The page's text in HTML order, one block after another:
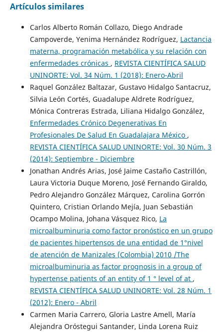
Artículos similares
Carlos Alberto Román Collazo, Diego Andrade
Campoverde, Yenima Hernández Rodríguez, Lactancia
materna, programación metabólica y su relación con
enfermedades crónicas , REVISTA CIENTÍFICA SALUD
UNINORTE: Vol. 34 Núm. 1 (2018): Enero-Abril
Raquel González Baltazar, Gustavo Hidalgo Santacruz,
Silvia León Cortés, Guadalupe Aldrete Rodríguez,
Mónica Contreras Estrada, Liliana Hidalgo González,
Enfermedades Crónico Degenerativas En
Profesionales De Salud En Guadalajara México ,
REVISTA CIENTÍFICA SALUD UNINORTE: Vol. 30 Núm. 3
(2014): Septiembre - Diciembre
Jonathan Andrés Arias, José Jaime Castaño Castrillón,
Laura Victoria Duque Moreno, José Fernando Giraldo,
Pedro Alejandro González Márquez, Carolina Gorrón
Quintero, Cristian Orlando Mejía, Juan Sebastián
Ocampo Molina, Johana Vásquez Rico, La
microalbuminuria como factor pronóstico en un grupo
de pacientes hipertensos de una entidad de 1°nivel
de atención de Manizales (Colombia) 2010 /The
microalbuminuria as factor prognosis in a group of
hypertense patients of an entity of 1 ° level of at ,
REVISTA CIENTÍFICA SALUD UNINORTE: Vol. 28 Núm. 1
(2012): Enero - Abril
Carmen Maria Carrero, Gloria Lastre Amell, María
Alejandra Oróstegui Santander, Linda Lorena Ruiz